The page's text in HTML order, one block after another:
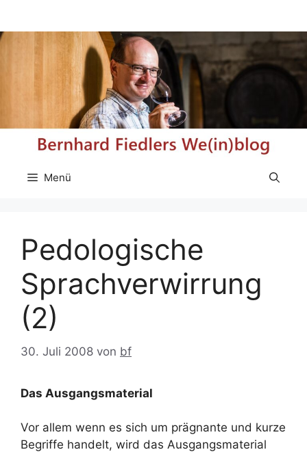
springen
Menü
Pedologische
Sprachverwirrung
(2)
30. Juli 2008 von bf
Das Ausgangsmaterial
Vor allem wenn es sich um prägnante und kurze
Begriffe handelt, wird das Ausgangsmaterial